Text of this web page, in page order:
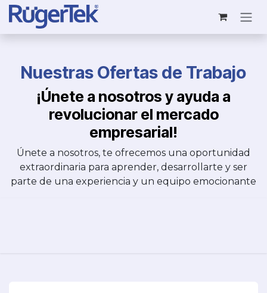
Ir al contenido
Nuestras Ofertas de Trabajo
¡Únete a nosotros y ayuda a
revolucionar el mercado
empresarial!
Únete a nosotros, te ofrecemos una oportunidad
extraordinaria para aprender, desarrollarte y ser
parte de una experiencia y un equipo emocionante